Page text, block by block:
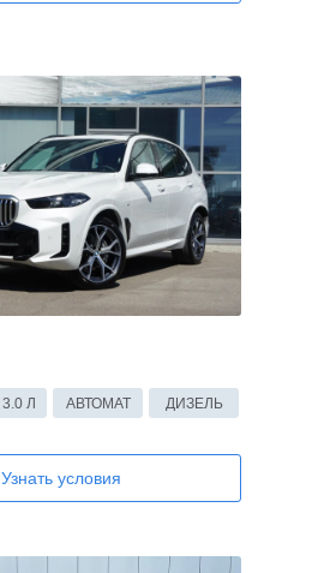
Узнать условия
3.0 Л АВТОМАТ ДИЗЕЛЬ